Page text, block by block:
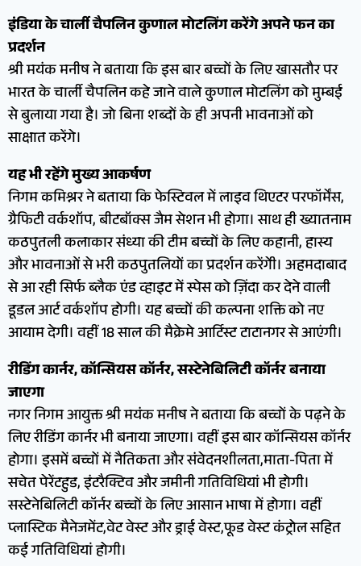
इंडिया के चार्ली चैपलिन कुणाल मोटलिंग करेंगे अपने फन का
प्रदर्शन
श्री मयंक मनीष ने बताया कि इस बार बच्चों के लिए खासतौर पर
भारत के चार्ली चैपलिन कहे जाने वाले कुणाल मोटलिंग को मुम्बई
से बुलाया गया है। जो बिना शब्दों के ही अपनी भावनाओं को
साक्षात करेंगे।
यह भी रहेंगे मुख्य आकर्षण
निगम कमिश्नर ने बताया कि फेस्टिवल में लाइव थिएटर परफॉर्मेंस,
ग्रैफिटी वर्कशॉप, बीटबॉक्स जैम सेशन भी होगा। साथ ही ख्यातनाम
कठपुतली कलाकार संध्या की टीम बच्चों के लिए कहानी, हास्य
और भावनाओं से भरी कठपुतलियों का प्रदर्शन करेंगेी। अहमदाबाद
से आ रही सिर्फ ब्लैक एंड व्हाइट में स्पेस को ज़िंदा कर देने वाली
डूडल आर्ट वर्कशॉप होगी। यह बच्चों की कल्पना शक्ति को नए
आयाम देगी। वहीं 18 साल की मैक्रेमे आर्टिस्ट टाटानगर से आएंगी।
रीडिंग कार्नर, कॉन्सियस कॉर्नर, सस्टेनेबिलिटी कॉर्नर बनाया
जाएगा
नगर निगम आयुक्त श्री मयंक मनीष ने बताया कि बच्चों के पढ़ने के
लिए रीडिंग कार्नर भी बनाया जाएगा। वहीं इस बार कॉन्सियस कॉर्नर
होगा। इसमें बच्चों में नैतिकता और संवेदनशीलता,माता-पिता में
सचेत पेरेंटहुड, इंटरैक्टिव और जमीनी गतिविधियां भी होगी।
सस्टेनेबिलिटी कॉर्नर बच्चों के लिए आसान भाषा में होगा। वहीं
प्लास्टिक मैनेजमेंट,वेट वेस्ट और ड्राई वेस्ट,फूड वेस्ट कंट्रोल सहित
कई गतिविधियां होगी।